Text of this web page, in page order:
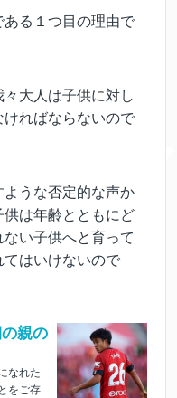
る１つ目の理由で
大人は子供に対し
ればならないので
うな否定的な声か
は年齢とともにど
い子供へと育って
はいけないので
親の
なれた
をご存